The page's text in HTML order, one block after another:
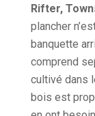
Rifter,
plancher
banquette
comprend
cultivé dans
bois est